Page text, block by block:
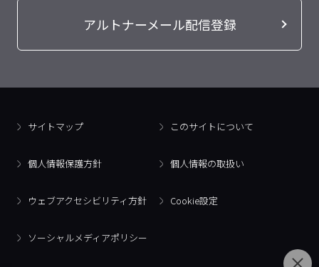
アルトナーメール配信登録
サイトマップ このサイトについて
個人情報保護方針 個人情報の取扱い
ウェブアクセシビリティ方針 Cookie設定
ソーシャルメディアポリシー